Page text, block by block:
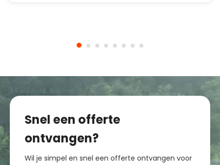
Snel een offerte
ontvangen?
Wil je simpel en snel een offerte ontvangen voor